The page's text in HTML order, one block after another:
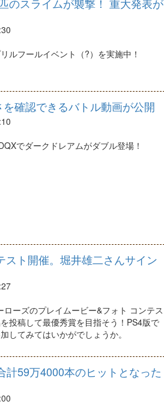
ルフールイベント（?）を実施中！
確認できるバトル動画が公開
でダークドレアムがダブル登場！
ト開催。堀井雄二さんサイン
ーズのプレイムービー&フォト コンテス
投稿して最優秀賞を目指そう！PS4版で
してみてはいかがでしょうか。
計59万4000本のヒットとなった